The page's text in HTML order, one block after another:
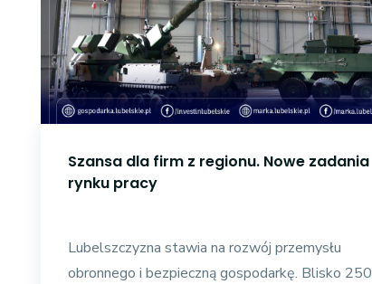
Szansa dla firm z regionu. Nowe zadania
rynku pracy
Lubelszczyzna stawia na rozwój przemysłu
obronnego i bezpieczną gospodarkę. Blisko 250